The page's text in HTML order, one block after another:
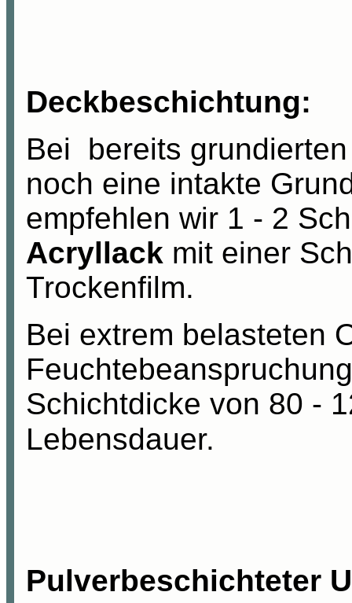
Deckbeschichtung:
Bei bereits
noch eine intakte
empfehlen wir 1 - 2
Acryllack mit einer
Trockenfilm.
Bei extrem belasteten
Schichtdicke von 80 -
Lebensdauer.
Pulverbeschichteter